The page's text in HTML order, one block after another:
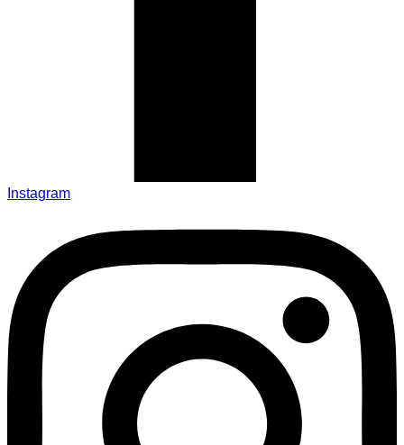
Instagram